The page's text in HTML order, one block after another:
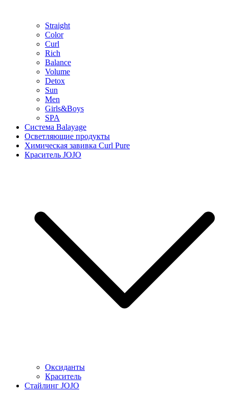
Straight
Color
Curl
Rich
Balance
Volume
Detox
Sun
Men
Girls&Boys
SPA
Система Balayage
Осветляющие продукты
Химическая завивка Curl Pure
Краситель JOJO
Оксиданты
Краситель
Стайлинг JOJO